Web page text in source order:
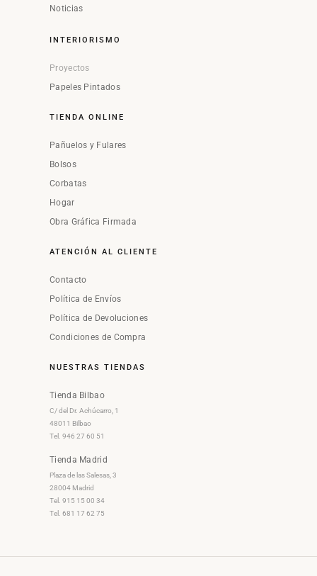
Noticias
INTERIORISMO
Proyectos
Papeles Pintados
TIENDA ONLINE
Pañuelos y Fulares
Bolsos
Corbatas
Hogar
Obra Gráfica Firmada
ATENCIÓN AL CLIENTE
Contacto
Política de Envíos
Política de Devoluciones
Condiciones de Compra
NUESTRAS TIENDAS
Tienda Bilbao
C/ del Dr. Achúcarro, 1
48011 Bilbao
Tel. 946 27 60 51
Tienda Madrid
Plaza de las Salesas, 3
28004 Madrid
Tel. 915 15 00 34
Tel. 681 17 62 75